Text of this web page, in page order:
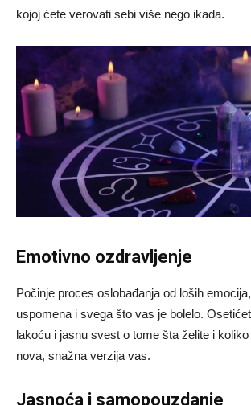
kojoj ćete verovati sebi više nego ikada.
Emotivno ozdravljenje
Počinje proces oslobađanja od loših
uspomena i svega što vas je bolelo.
lakoću i jasnu svest o tome šta želite i
nova, snažna verzija vas.
Jasnoća i samopouzdanje